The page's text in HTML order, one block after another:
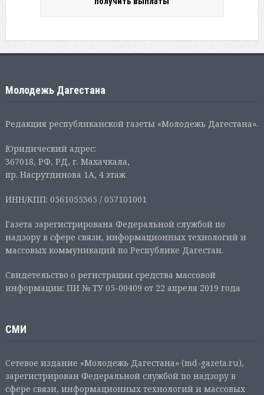
Молодежь Дагестана
Редакция республиканской газеты «Молодежь Дагестана».
Юридический адрес:
367018, РФ, РД, г. Махачкала,
пр. Насрутдинова 1А, 4 этаж
ИНН/КПП: 0561055365 / 057101001
Газета зарегистрирована Федеральной службой по
надзору в сфере связи, информационных технологий и
массовых коммуникаций по Республике Дагестан.
Свидетельство о регистрации средства массовой
информации: ПИ № ТУ 05-00409 от 22 апреля 2019 года
СМИ
Сетевое издание «Молодежь Дагестана» (md-gazeta.ru),
зарегистрирован Федеральной службой по надзору в
сфере связи, информационных технологий и массовых